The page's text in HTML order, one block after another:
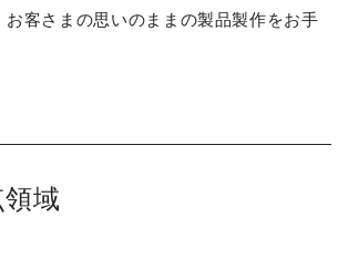
お客さまの思いのままの製品製作をお手
域